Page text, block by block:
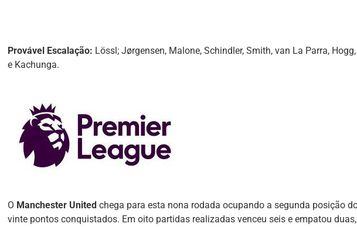
Provável Escalação: Lössl; Jørgensen, Malone, Schindler, Smith, van La Parra,
e Kachunga.
O Manchester United chega para esta nona rodada ocupando a segunda posição
vinte pontos conquistados. Em oito partidas realizadas venceu seis e empatou